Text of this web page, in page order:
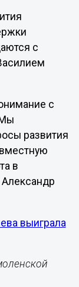
с
с
развития
в
выиграла